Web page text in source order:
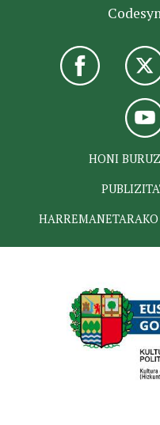
HONI BURUZ
HARREMANETARAKO